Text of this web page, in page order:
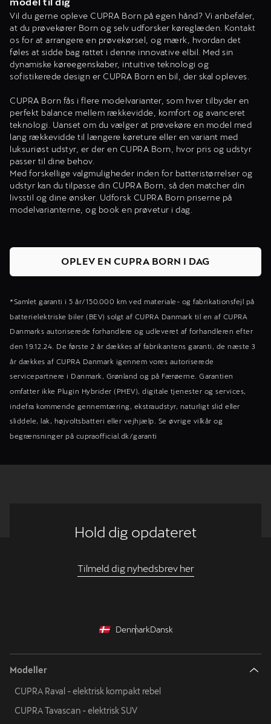
Vil du gerne opleve CUPRA Born på egen hånd? Vi anbefaler,
at du prøvekører Born og selv udforsker køreglæden. Kontakt
os for at arrangere en prøvekørsel, og mærk, hvordan det
føles at sidde bag rattet i denne innovative elbil. Med sin
dynamiske køreegenskaber, intuitive teknologi og
sofistikerede design er CUPRA Born en bil, der skal opleves.
CUPRA Born fås i flere modelvarianter, som hver tilbyder en
perfekt balance mellem rækkevidde, komfort og avanceret
teknologi. Uanset om du vælger at prøvekøre en model med
lang rækkevidde til længere køreture eller en variant med
luksuriøst udstyr, er der en CUPRA Born, hvor pris og udstyr
passer til dine behov.
Med forskellige valgmuligheder inden for batteristørrelser og
udstyr kan du tilpasse din CUPRA Born, så den matcher din
livsstil og dine ønsker. Udforsk CUPRA Born priserne på
modelvarianterne, og book en prøvetur i dag.
OPLEV EN CUPRA BORN I DAG
*Samlet garanti i 5 år/150.000 km ved materiale- og fabrikationsfejl på
batterielektriske biler (BEV) solgt af CUPRA Danmark til en af CUPRA
Danmarks autoriserede forhandlere og udleveret af forhandleren efter
den 19.12.24. De første 2 år dækkes af fabrikantens garanti, de næste 3
år dækkes af CUPRA Danmark igennem vores autoriserede
servicepartnere i Danmark, Grønland og på Færøerne. Garantien
omfatter ikke Plugin Hybrider (PHEV), digitale tjenester og services,
indefra kommende gennemtæring, ekstraudstyr, naturligt slid eller
sliddele, lak, højvoltsbatteri eller vejhjælp. Se øvrige vilkår og
begrænsninger på cupraofficial.dk/garanti
Hold dig opdateret
Tilmeld dig nyhedsbrev her
DenmarkDansk
Modeller
CUPRA Raval - elektrisk kompakt rebel
CUPRA Tavascan - elektrisk SUV